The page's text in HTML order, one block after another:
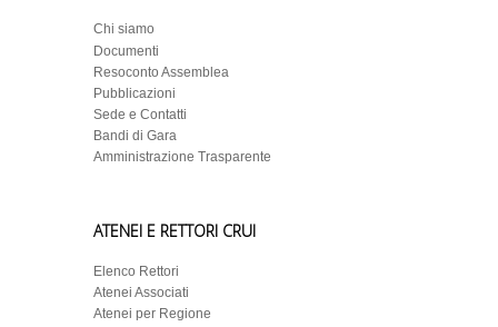
Chi siamo
Documenti
Resoconto Assemblea
Pubblicazioni
Sede e Contatti
Bandi di Gara
Amministrazione Trasparente
ATENEI E RETTORI CRUI
Elenco Rettori
Atenei Associati
Atenei per Regione